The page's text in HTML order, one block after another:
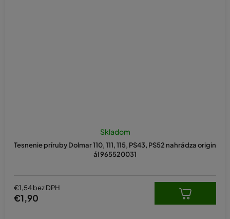
Tesnenie príruby Dolmar 110, 111, 115, PS43, PS52 nahrádza origin
ál 965520031
Skladom
€1,54 bez DPH
€1,90